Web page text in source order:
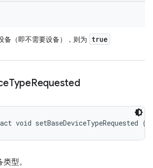
备（即不需要设备），则为 true
TypeRequested
void setBaseDeviceTypeRequested (
型。